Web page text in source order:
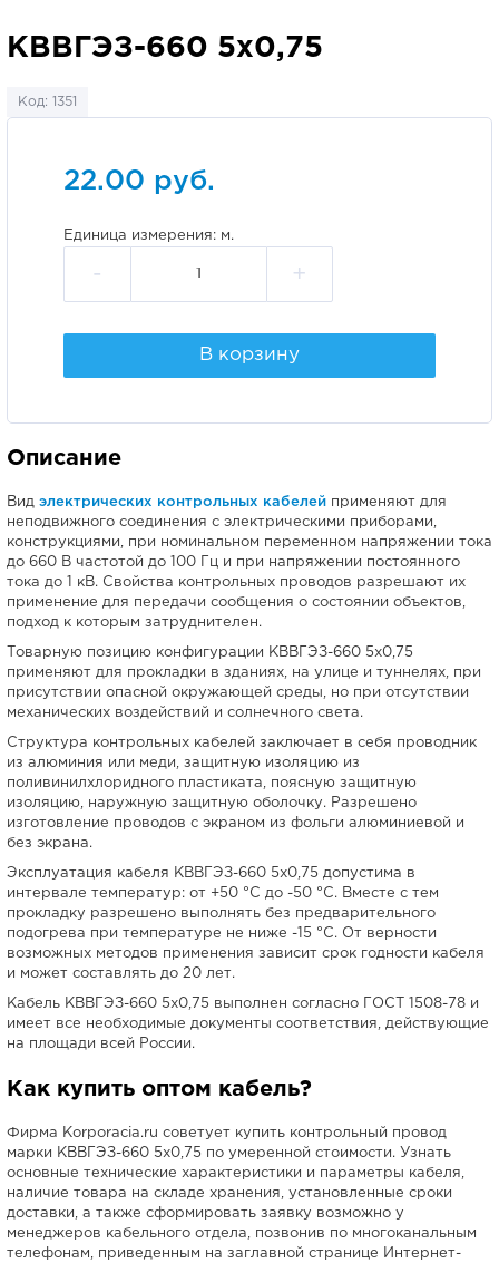
КВВГЭЗ-660 5х0,75
Код: 1351
22.00 руб.
Единица измерения: м.
- +
В корзину
Описание
Вид электрических контрольных кабелей применяют для
неподвижного соединения с электрическими приборами,
конструкциями, при номинальном переменном напряжении тока
до 660 В частотой до 100 Гц и при напряжении постоянного
тока до 1 кВ. Свойства контрольных проводов разрешают их
применение для передачи сообщения о состоянии объектов,
подход к которым затруднителен.
Товарную позицию конфигурации КВВГЭЗ-660 5х0,75
применяют для прокладки в зданиях, на улице и туннелях, при
присутствии опасной окружающей среды, но при отсутствии
механических воздействий и солнечного света.
Структура контрольных кабелей заключает в себя проводник
из алюминия или меди, защитную изоляцию из
поливинилхлоридного пластиката, поясную защитную
изоляцию, наружную защитную оболочку. Разрешено
изготовление проводов с экраном из фольги алюминиевой и
без экрана.
Эксплуатация кабеля КВВГЭЗ-660 5х0,75 допустима в
интервале температур: от +50 °С до -50 °С. Вместе с тем
прокладку разрешено выполнять без предварительного
подогрева при температуре не ниже -15 °C. От верности
возможных методов применения зависит срок годности кабеля
и может составлять до 20 лет.
Кабель КВВГЭЗ-660 5х0,75 выполнен согласно ГОСТ 1508-78 и
имеет все необходимые документы соответствия, действующие
на площади всей России.
Как купить оптом кабель?
Фирма Korporacia.ru советует купить контрольный провод
марки КВВГЭЗ-660 5х0,75 по умеренной стоимости. Узнать
основные технические характеристики и параметры кабеля,
наличие товара на складе хранения, установленные сроки
доставки, а также сформировать заявку возможно у
менеджеров кабельного отдела, позвонив по многоканальным
телефонам, приведенным на заглавной странице Интернет-